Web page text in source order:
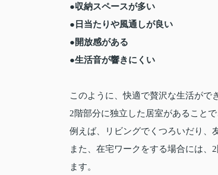
●収納スペースが多い
●日当たりや風通しが良い
●開放感がある
●生活音が響きにくい
このように、快適で贅沢な生活がで
2階部分に独立した居室があること
例えば、リビングでくつろいだり、
また、在宅ワークをする場合には、
ます。